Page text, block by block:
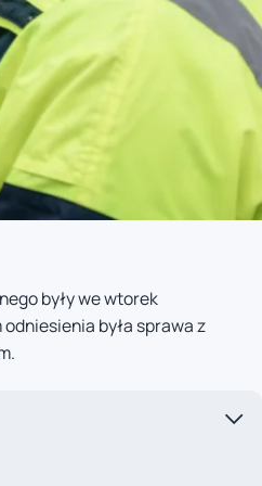
były we wtorek
była sprawa z